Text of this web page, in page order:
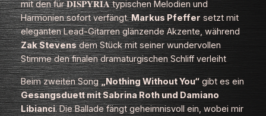
mit den für 𝐃𝐈𝐒𝐏𝐘𝐑𝐈𝐀 typischen Melodien und
Harmonien sofort verfängt.Markus Pfeffer setzt mit
eleganten Lead‑Gitarren glänzende Akzente, während
Zak Stevensdem Stück mit seiner wundervollen
Stimme den finalen dramaturgischen Schliff verleiht
Beim zweiten Song„Nothing Without You“gibt es ein
Gesangsduett mitSabrina Rothund Damiano
Libianci. Die Ballade fängt geheimnisvoll ein, wobei mir